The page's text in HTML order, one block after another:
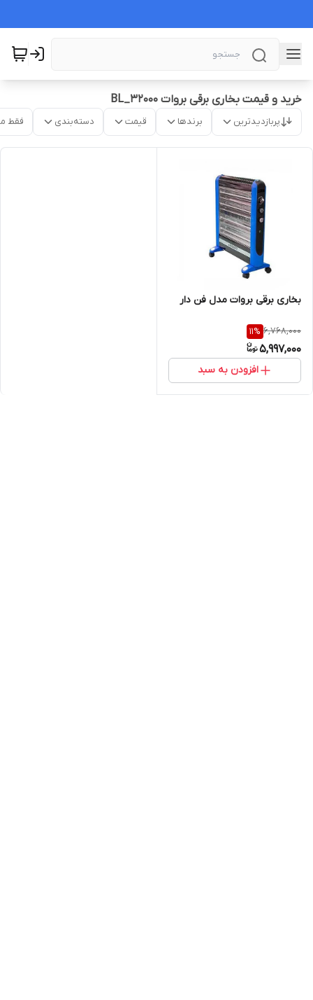
خرید و قیمت بخاری برقی بروات BL_32000
پربازدیدترین برندها قیمت دسته‌بندی فقط
بخاری برقی بروات مدل فن دار
6,768,000
11%
5,997,000
افزودن به سبد